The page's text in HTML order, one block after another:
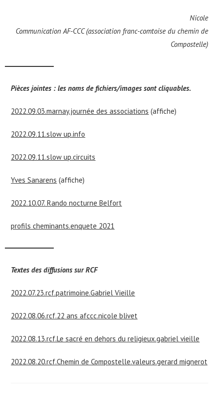
Nicole
Communication AF-CCC (association franc-comtoise du chemin de
Compostelle)
Pièces jointes : les noms de fichiers/images sont cliquables.
2022.09.03.marnay.journée des associations (affiche)
2022.09.11.slow up.info
2022.09.11.slow up.circuits
Yves Sanarens (affiche)
2022.10.07. Rando nocturne Belfort
profils cheminants.enquete 2021
Textes des diffusions sur RCF
2022.07.23.rcf.patrimoine.Gabriel Vieille
2022.08.06.rcf.22 ans afccc.nicole blivet
2022.08.13.rcf.Le sacré en dehors du religieux.gabriel vieille
2022.08.20.rcf.Chemin de Compostelle.valeurs.gerard mignerot